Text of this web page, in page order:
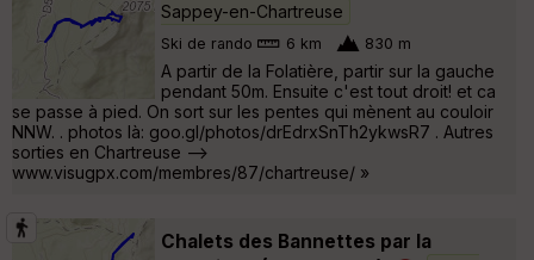
Sappey-en-Chartreuse
Ski de rando 6 km 830 m
A partir de la Folatière, partir sur la gauche
pendant 50m. Ensuite c'est tout droit! et ca
se passe à pied. On sort sur les pentes qui mènent au couloir
NNW. . photos là: goo.gl/photos/drEdrxSnTh2ykwsR7 . Autres
sorties en Chartreuse -->
www.visugpx.com/membres/87/chartreuse/ »
Chalets des Bannettes par la